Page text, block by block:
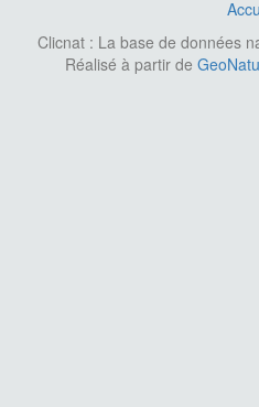
Clicnat : La base de données
Réalisé à partir de